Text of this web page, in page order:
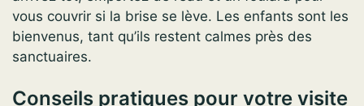
vous couvrir si la brise se lève. Les enfants sont les
bienvenus, tant qu’ils restent calmes près des
sanctuaires.
Conseils pratiques pour votre visite